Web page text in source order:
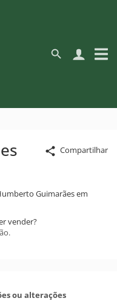
Compartilhar
Guimarães em
vender?
ou alterações